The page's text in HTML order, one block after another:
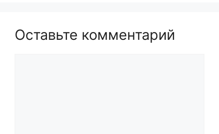
Оставьте комментарий